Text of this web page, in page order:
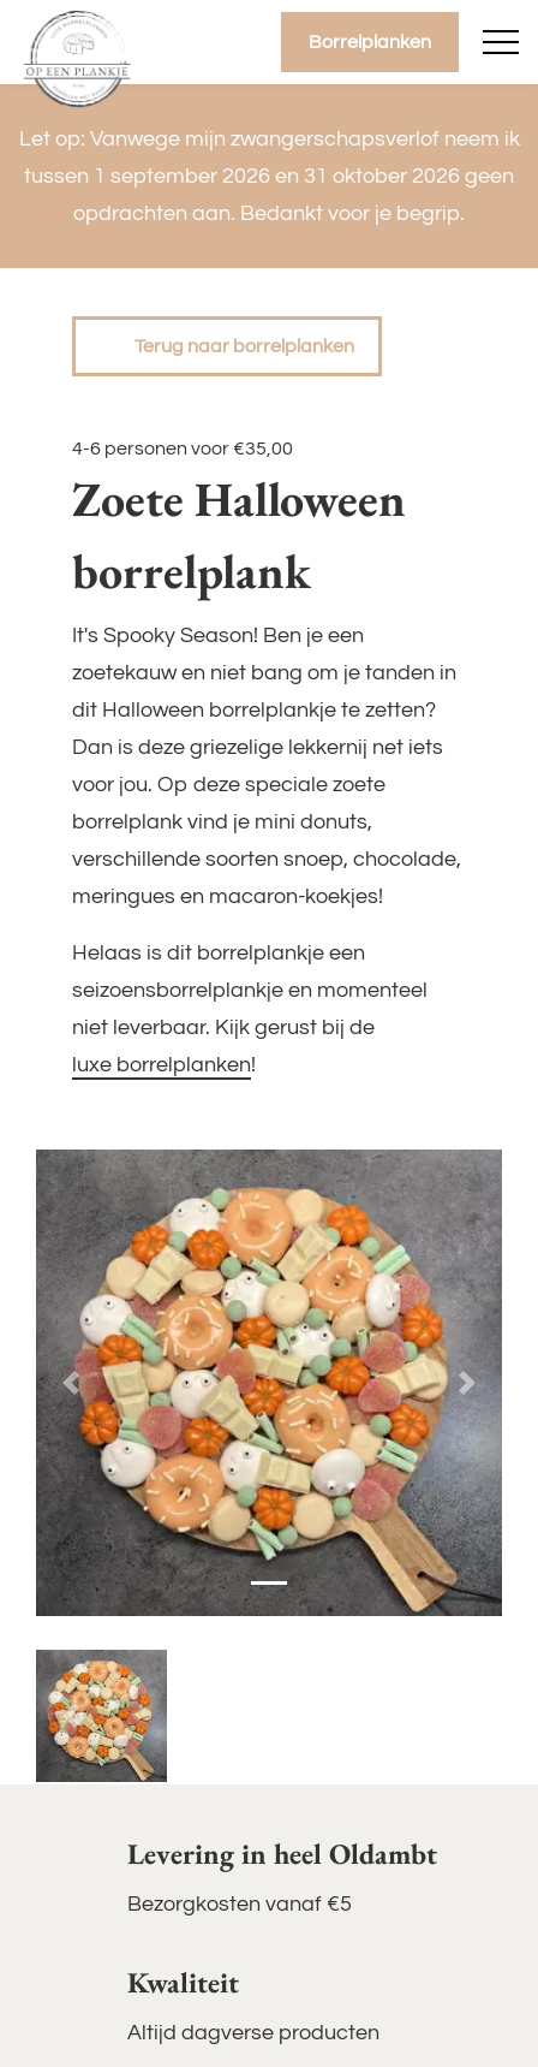
overslaan
Borrelplanken
Let op: Vanwege mijn zwangerschapsverlof neem ik
tussen 1 september 2026 en 31 oktober 2026 geen
opdrachten aan. Bedankt voor je begrip.
Terug naar borrelplanken
4-6 personen voor €35,00
Zoete Halloween
borrelplank
It's Spooky Season! Ben je een
zoetekauw en niet bang om je tanden in
dit Halloween borrelplankje te zetten?
Dan is deze griezelige lekkernij net iets
voor jou. Op deze speciale zoete
borrelplank vind je mini donuts,
verschillende soorten snoep, chocolade,
meringues en macaron-koekjes!
Helaas is dit borrelplankje een
seizoensborrelplankje en momenteel
niet leverbaar. Kijk gerust bij de
luxe borrelplanken!
Vorige
Vorige
Levering in heel Oldambt
Bezorgkosten vanaf €5
Kwaliteit
Altijd dagverse producten